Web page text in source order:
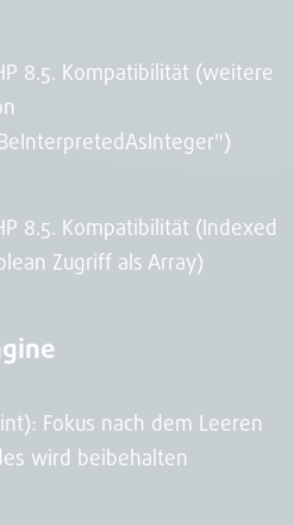
8.5. Kompatibilität (weitere
8.5. Kompatibilität (Indexed
Zugriff als Array)
Fokus nach dem Leeren
wird beibehalten